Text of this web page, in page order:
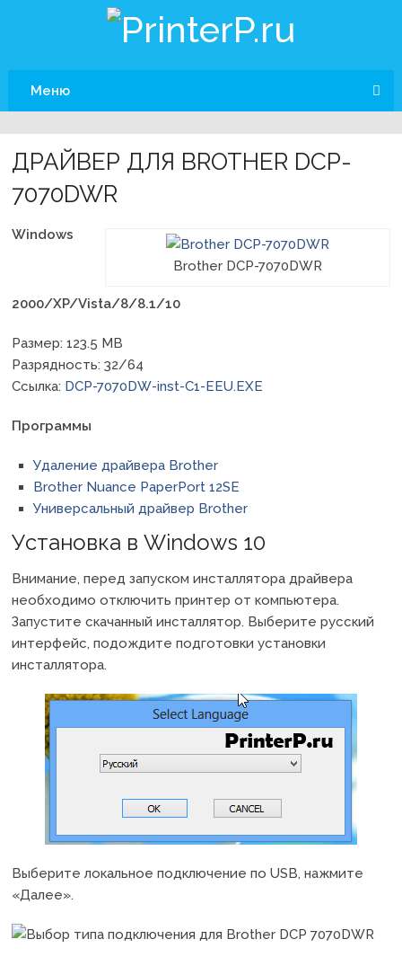
Меню
ДРАЙВЕР ДЛЯ BROTHER DCP-
7070DWR
Brother DCP-7070DWR
Windows
2000/XP/Vista/8/8.1/10
Размер: 123.5 MB
Разрядность: 32/64
Ссылка: DCP-7070DW-inst-C1-EEU.EXE
Программы
Удаление драйвера Brother
Brother Nuance PaperPort 12SE
Универсальный драйвер Brother
Установка в Windows 10
Внимание, перед запуском инсталлятора драйвера
необходимо отключить принтер от компьютера.
Запустите скачанный инсталлятор. Выберите русский
интерфейс, подождите подготовки установки
инсталлятора.
Выберите локальное подключение по USB, нажмите
«Далее».